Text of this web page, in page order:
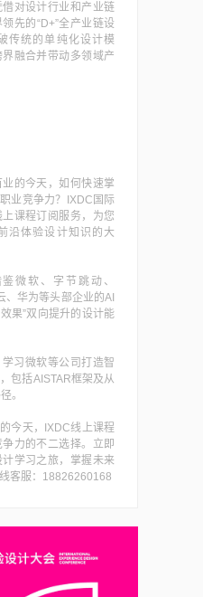
对设计行业和产业链
先的“D+”全产业链设
传统的单纯化设计模
融合并带动多领域产
的今天，如何快速掌
业竞争力？IXDC国际
课程订阅服务，为您
沿体验设计知识的大
微软、字节跳动、
华为等头部企业的AI
果”双向提升的设计能
习微软等公司打造智
包括AISTAR框架及从
。
今天，IXDC线上课程
力的不二选择。立即
学习之旅，掌握未来
客服：18826260168